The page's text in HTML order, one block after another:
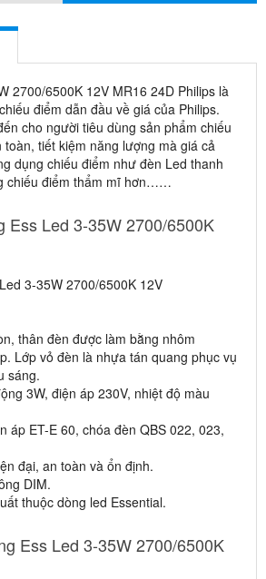
2700/6500K 12V MR16 24D Philips là
điểm dẫn đầu về giá của Philips.
cho người tiêu dùng sản phẩm chiếu
tiết kiệm năng lượng mà giá cả
dụng chiếu điểm như đèn Led thanh
chiếu điểm thẩm mĩ hơn……
Ess Led 3-35W 2700/6500K
thân đèn được làm bằng nhôm
Lớp vỏ đèn là nhựa tán quang phục vụ
sáng.
3W, điện áp 230V, nhiệt độ màu
áp ET-E 60, chóa đèn QBS 022, 023,
đại, an toàn và ổn định.
DIM.
thuộc dòng led Essential.
Ess Led 3-35W 2700/6500K